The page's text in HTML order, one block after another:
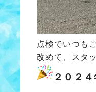
点検でいつも
改めて、スタ
２０２